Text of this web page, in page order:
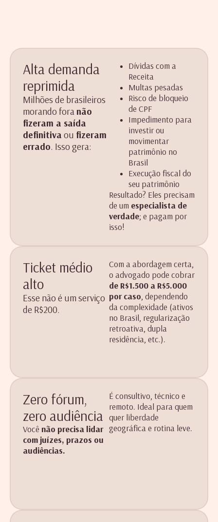
Alta demanda
reprimida
Milhões de brasileiros
morando fora não
fizeram a saída
definitiva ou fizeram
errado. Isso gera:
Dívidas com a
Receita
Multas pesadas
Risco de bloqueio
de CPF
Impedimento para
investir ou
movimentar
patrimônio no
Brasil
Execução fiscal do
seu patrimônio
Resultado? Eles precisam
de um especialista de
verdade; e pagam por
isso!
Ticket médio
alto
Esse não é um serviço
de R$200.
Com a abordagem certa,
o advogado pode cobrar
de R$1.500 a R$5.000
por caso, dependendo
da complexidade (ativos
no Brasil, regularização
retroativa, dupla
residência, etc.).
Zero fórum,
zero audiência
Você não precisa lidar
com juízes, prazos ou
audiências.
É consultivo, técnico e
remoto. Ideal para quem
quer liberdade
geográfica e rotina leve.